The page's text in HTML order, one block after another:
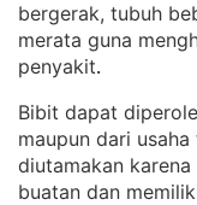
bergerak, tubuh
merata guna
penyakit.
Bibit dapat
maupun dari usaha
diutamakan
buatan dan